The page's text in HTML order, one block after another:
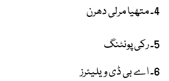
4۔ متھیا مرلی دھرن
5۔ رکی پونٹنگ
6۔ اے بی ڈی ویلیئرز